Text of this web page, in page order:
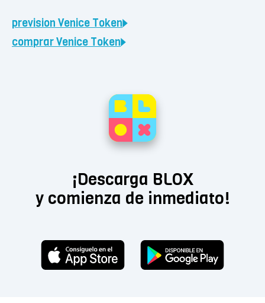
prevision Venice Token
comprarVenice Token
¡Descarga BLOX
y comienza de inmediato!